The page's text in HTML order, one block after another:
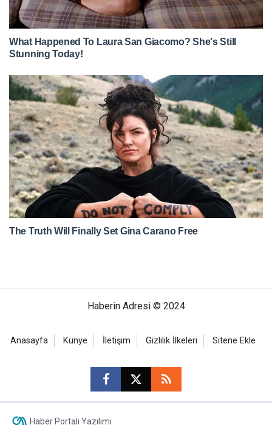
Haberin Adresi © 2024
Anasayfa Künye İletişim Gizlilik İlkeleri Sitene Ekle
Haber Portalı Yazılımı